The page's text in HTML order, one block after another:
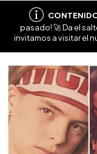
pasado! 🚀 Da el
invitamos a visitar el